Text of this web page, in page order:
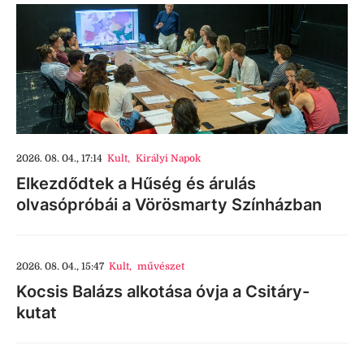
2026. 08. 04., 17:14 Kult, Királyi Napok
Elkezdődtek a Hűség és árulás
olvasópróbái a Vörösmarty Színházban
2026. 08. 04., 15:47 Kult, művészet
Kocsis Balázs alkotása óvja a Csitáry-
kutat